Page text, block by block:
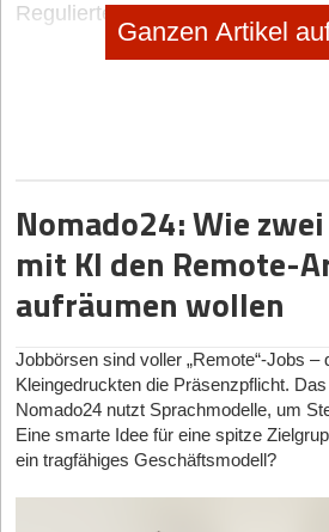
Regulierte Produkte online
zu REACH, Produktsicherheit &
no subtitle | Selbstständig machen
Selbstständig machen als
no subtitle Geschäftsideen Mobilität,
Ausbildung umkrempelt
Ganzen Artikel
Nomado24: Wie
mit KI den Remote-
aufräumen wollen
Jobbörsen sind voller „Remote“-Jobs –
Kleingedruckten die Präsenzpflicht.
Nomado24 nutzt Sprachmodelle, um
Eine smarte Idee für eine spitze
ein tragfähiges Geschäftsmodell?